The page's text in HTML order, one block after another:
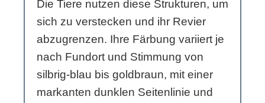
Die Tiere nutzen diese Strukturen, um
sich zu verstecken und ihr Revier
abzugrenzen. Ihre Färbung variiert je
nach Fundort und Stimmung von
silbrig-blau bis goldbraun, mit einer
markanten dunklen Seitenlinie und